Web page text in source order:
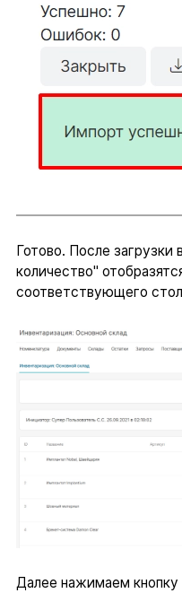
Готово. После загрузки
количество"
соответствующего
Далее нажимаем кнопку